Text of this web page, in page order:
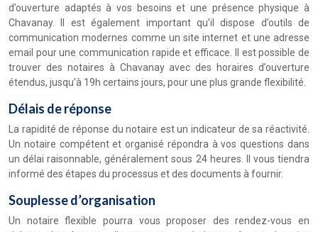
d’ouverture adaptés à vos besoins et une présence physique à
Chavanay. Il est également important qu’il dispose d’outils de
communication modernes comme un site internet et une adresse
email pour une communication rapide et efficace. Il est possible de
trouver des notaires à Chavanay avec des horaires d’ouverture
étendus, jusqu’à 19h certains jours, pour une plus grande flexibilité.
Délais de réponse
La rapidité de réponse du notaire est un indicateur de sa réactivité.
Un notaire compétent et organisé répondra à vos questions dans
un délai raisonnable, généralement sous 24 heures. Il vous tiendra
informé des étapes du processus et des documents à fournir.
Souplesse d’organisation
Un notaire flexible pourra vous proposer des rendez-vous en